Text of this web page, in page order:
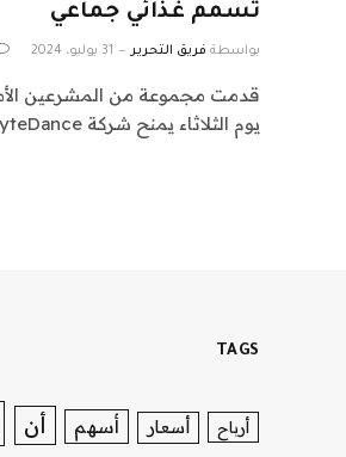
تسمم غذائي جماعي
بواسطة فريق التحرير 31 يوليو، 2024
قدمت مجموعة من المشرعين
يوم الثلاثاء يمنح شركة ByteDance الصينية مهلة ستة أشهر لسحب…
TAGS
أرباح أسعار أسهم أن